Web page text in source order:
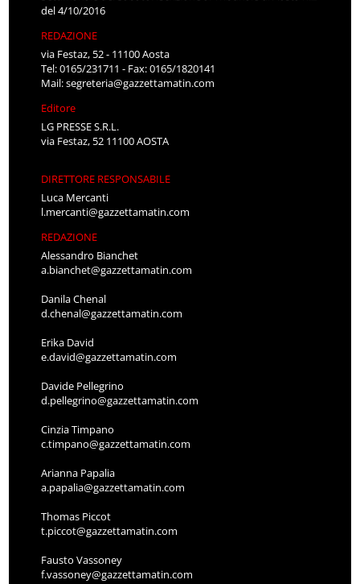
del 4/10/2016
REDAZIONE
via Festaz, 52 - 11100 Aosta
Tel: 0165/231711 - Fax: 0165/1820141
Mail:segreteria@gazzettamatin.com
Editore
LG PRESSE S.R.L.
via Festaz, 52 11100 AOSTA
DIRETTORE RESPONSABILE
Luca Mercanti
l.mercanti@gazzettamatin.com
REDAZIONE
Alessandro Bianchet
a.bianchet@gazzettamatin.com
Danila Chenal
d.chenal@gazzettamatin.com
Erika David
e.david@gazzettamatin.com
Davide Pellegrino
d.pellegrino@gazzettamatin.com
Cinzia Timpano
c.timpano@gazzettamatin.com
Arianna Papalia
a.papalia@gazzettamatin.com
Thomas Piccot
t.piccot@gazzettamatin.com
Fausto Vassoney
f.vassoney@gazzettamatin.com